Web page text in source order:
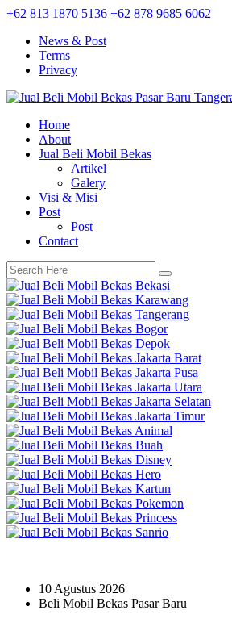
+62 813 1870 5136 +62 878 9685 6062
News & Post
Terms
Privacy
Home
About
Jual Beli Mobil Bekas
Artikel
Galery
Visi & Misi
Post
Post
Contact
10 Agustus 2026
Beli Mobil Bekas Pasar Baru